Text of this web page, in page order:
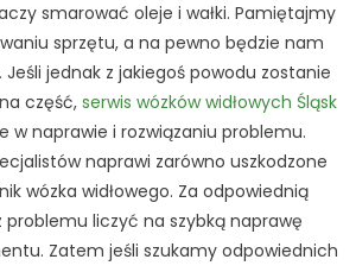
smarować oleje i wałki. Pamiętajmy
sprzętu, a na pewno będzie nam
jednak z jakiegoś powodu zostanie
część, serwis wózków widłowych Śląsk
w naprawie i rozwiązaniu problemu.
naprawi zarówno uszkodzone
wózka widłowego. Za odpowiednią
liczyć na szybką naprawę
Zatem jeśli szukamy odpowiednich